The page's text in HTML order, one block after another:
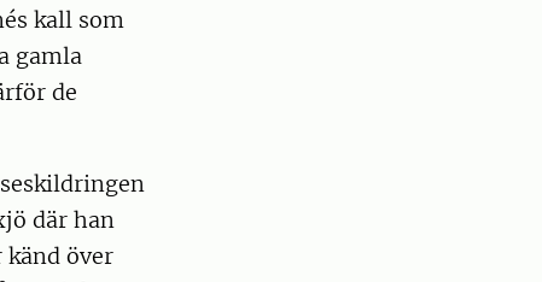
kall som
gamla
de
där han
över